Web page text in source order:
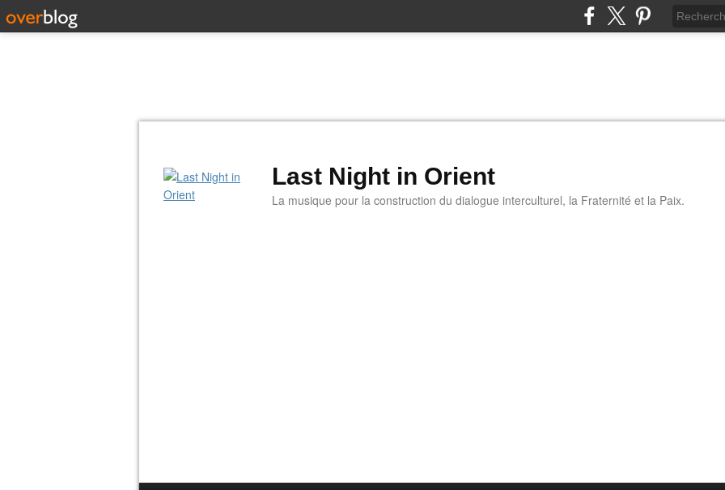
Last Night in Orient
La musique pour la construction du dialogue interculturel, la Fraternité et la Paix.